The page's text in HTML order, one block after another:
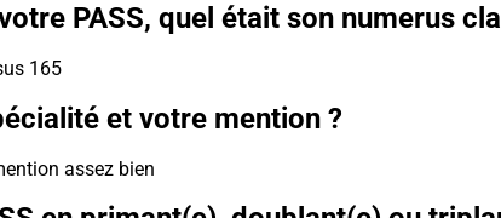
PASS, quel était son numerus
165
et votre mention ?
assez bien